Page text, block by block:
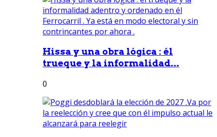
Hissa y una obra lógica : él
trueque y la informalidad...
0